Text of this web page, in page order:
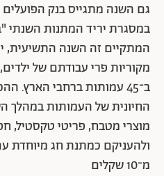
גם השנה מתגייס בנק
במסגרת יריד המתנות השנתי
המתקיים זה השנה התשיעית,
מקוריות פרי עבודתם של
ב־45 עמותות ברחבי הארץ.
החיונית של העמותות במהלך
מוצרי מטבח, פריטי טקסטיל,
ולהעניקם כמתנת חג מיוחדת
מ־10 שקלים